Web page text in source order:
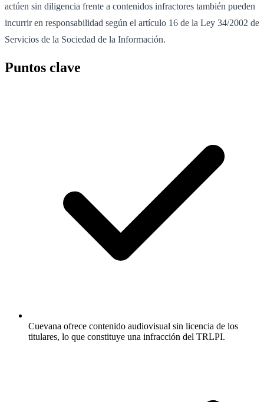
actúen sin diligencia frente a contenidos infractores también pueden
incurrir en responsabilidad según el artículo 16 de la Ley 34/2002 de
Servicios de la Sociedad de la Información.
Puntos clave
Cuevana ofrece contenido audiovisual sin licencia de los
titulares, lo que constituye una infracción del TRLPI.